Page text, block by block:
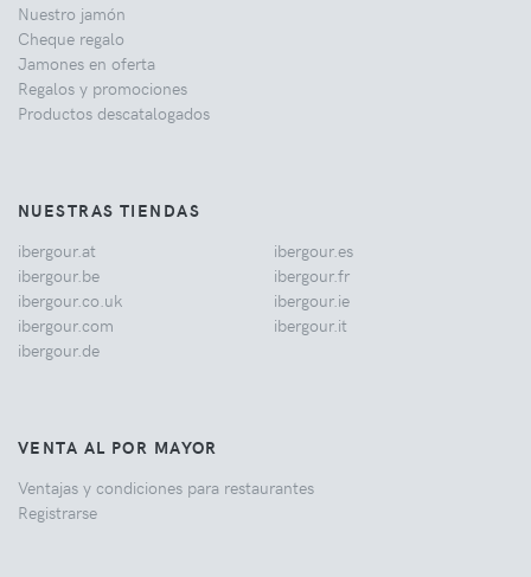
Nuestro jamón
Cheque regalo
Jamones en oferta
Regalos y promociones
Productos descatalogados
NUESTRAS TIENDAS
ibergour.at
ibergour.be
ibergour.co.uk
ibergour.com
ibergour.de
ibergour.es
ibergour.fr
ibergour.ie
ibergour.it
VENTA AL POR MAYOR
Ventajas y condiciones para restaurantes
Registrarse